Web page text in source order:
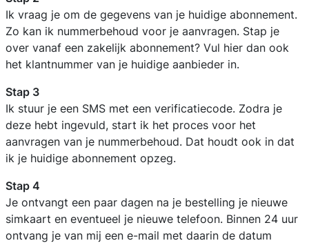
Ik vraag je om de gegevens van je huidige abonnement.
Zo kan ik nummerbehoud voor je aanvragen. Stap je
over vanaf een zakelijk abonnement? Vul hier dan ook
het klantnummer van je huidige aanbieder in.
Stap 3
Ik stuur je een SMS met een verificatiecode. Zodra je
deze hebt ingevuld, start ik het proces voor het
aanvragen van je nummerbehoud. Dat houdt ook in dat
ik je huidige abonnement opzeg.
Stap 4
Je ontvangt een paar dagen na je bestelling je nieuwe
simkaart en eventueel je nieuwe telefoon. Binnen 24 uur
ontvang je van mij een e-mail met daarin de datum